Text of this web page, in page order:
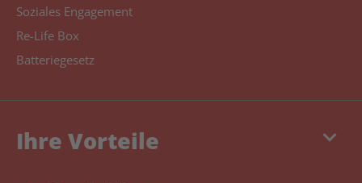
Soziales Engagement
Re-Life Box
Batteriegesetz
keyboard_arrow_down
Ihre Vorteile